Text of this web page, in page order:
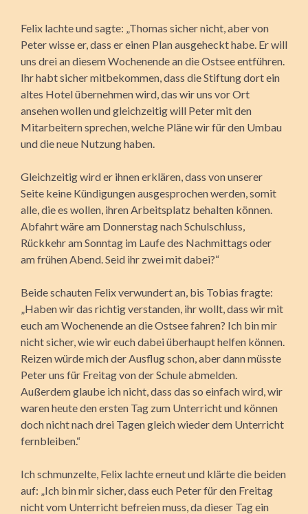
Felix lachte und sagte: „Thomas sicher nicht, aber von
Peter wisse er, dass er einen Plan ausgeheckt habe. Er will
uns drei an diesem Wochenende an die Ostsee entführen.
Ihr habt sicher mitbekommen, dass die Stiftung dort ein
altes Hotel übernehmen wird, das wir uns vor Ort
ansehen wollen und gleichzeitig will Peter mit den
Mitarbeitern sprechen, welche Pläne wir für den Umbau
und die neue Nutzung haben.
Gleichzeitig wird er ihnen erklären, dass von unserer
Seite keine Kündigungen ausgesprochen werden, somit
alle, die es wollen, ihren Arbeitsplatz behalten können.
Abfahrt wäre am Donnerstag nach Schulschluss,
Rückkehr am Sonntag im Laufe des Nachmittags oder
am frühen Abend. Seid ihr zwei mit dabei?“
Beide schauten Felix verwundert an, bis Tobias fragte:
„Haben wir das richtig verstanden, ihr wollt, dass wir mit
euch am Wochenende an die Ostsee fahren? Ich bin mir
nicht sicher, wie wir euch dabei überhaupt helfen können.
Reizen würde mich der Ausflug schon, aber dann müsste
Peter uns für Freitag von der Schule abmelden.
Außerdem glaube ich nicht, dass das so einfach wird, wir
waren heute den ersten Tag zum Unterricht und können
doch nicht nach drei Tagen gleich wieder dem Unterricht
fernbleiben.“
Ich schmunzelte, Felix lachte erneut und klärte die beiden
auf: „Ich bin mir sicher, dass euch Peter für den Freitag
nicht vom Unterricht befreien muss, da dieser Tag ein